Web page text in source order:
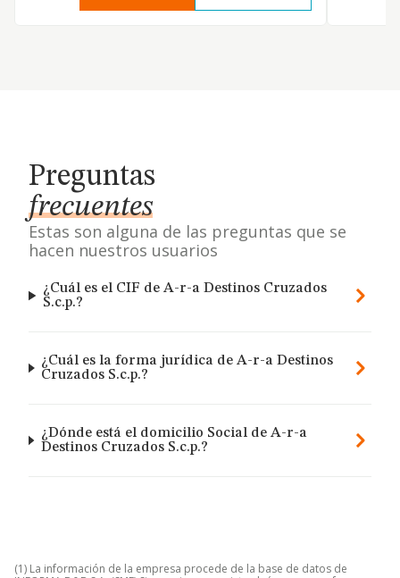
Preguntas
frecuentes
Estas son alguna de las preguntas que se
hacen nuestros usuarios
¿Cuál es el CIF de A-r-a Destinos Cruzados
S.c.p.?
¿Cuál es la forma jurídica de A-r-a Destinos
Cruzados S.c.p.?
¿Dónde está el domicilio Social de A-r-a
Destinos Cruzados S.c.p.?
(1) La información de la empresa procede de la base de datos de